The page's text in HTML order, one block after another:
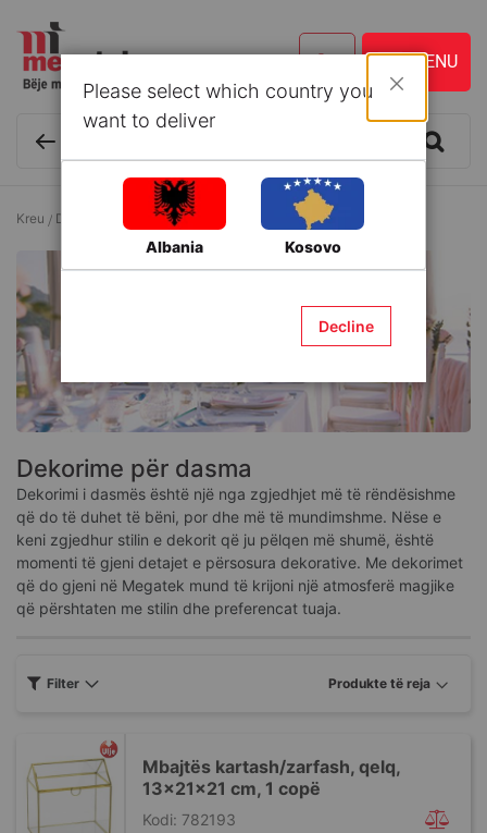
Kreu Dekor Festa dhe Ditëlindje Dekorime për dasma
Dekorime për dasma
Dekorimi i dasmës është një nga zgjedhjet më të rëndësishme
që do të duhet të bëni, por dhe më të mundimshme. Nëse e
keni zgjedhur stilin e dekorit që ju pëlqen më shumë, është
momenti të gjeni detajet e përsosura dekorative. Me dekorimet
që do gjeni në Megatek mund të krijoni një atmosferë magjike
që përshtaten me stilin dhe preferencat tuaja.
Mbajtës kartash/zarfash, qelq,
13x21x21 cm, 1 copë
Kodi: 782193
Filter
Please select which country you
want to deliver
Albania Kosovo
Decline